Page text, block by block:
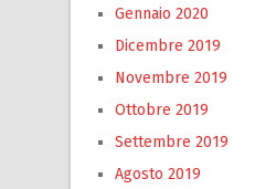
Gennaio 2020
Dicembre 2019
Novembre 2019
Ottobre 2019
Settembre 2019
Agosto 2019